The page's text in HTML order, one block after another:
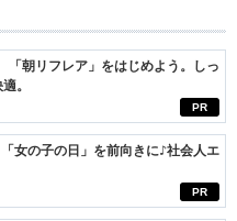
PR
朝リフレア」をはじめよう。しっ
。
PR
女の子の日」を前向きに♪社会人エ